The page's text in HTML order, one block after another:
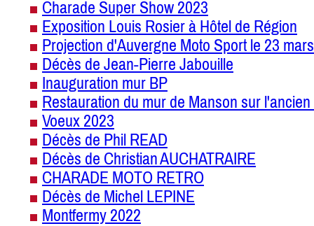
Charade Super Show 2023
Exposition Louis Rosier à Hôtel de Région
Projection d'Auvergne Moto Sport le 23 mars
Décès de Jean-Pierre Jabouille
Inauguration mur BP
Restauration du mur de Manson sur
Voeux 2023
Décès de Phil READ
Décès de Christian AUCHATRAIRE
CHARADE MOTO RETRO
Décès de Michel LEPINE
Montfermy 2022